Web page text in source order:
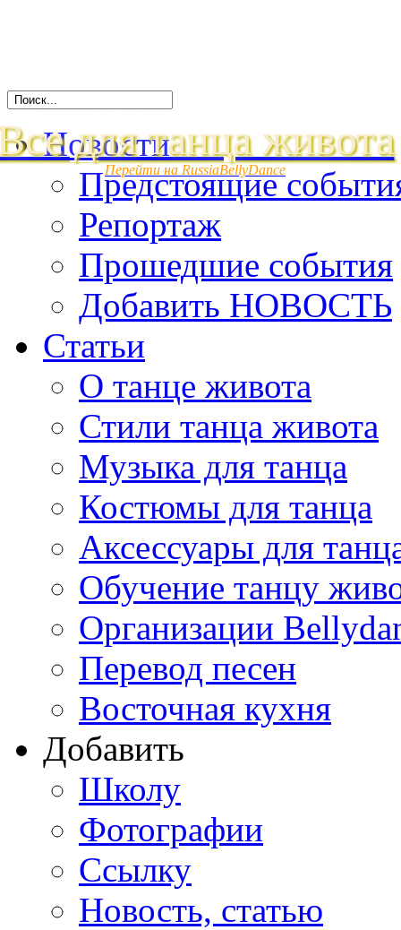
для танца живота
Перейти на RussiaBellyDance
Новости
Предстоящие
Репортаж
Прошедшие события
Добавить НОВОСТЬ
Статьи
О танце живота
Стили танца живота
Музыка для танца
Костюмы для танца
Аксессуары для
Обучение танцу
Организации
Перевод песен
Восточная кухня
Добавить
Школу
Фотографии
Ссылку
Новость, статью